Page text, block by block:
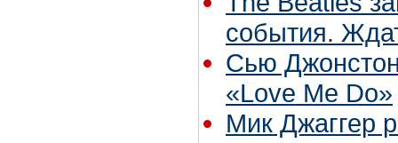
события.
Сью
«Love Me Do»
Мик Джаггер